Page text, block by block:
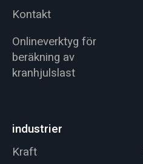
Kontakt
Onlineverktyg för
beräkning av
kranhjulslast
industrier
Kraft